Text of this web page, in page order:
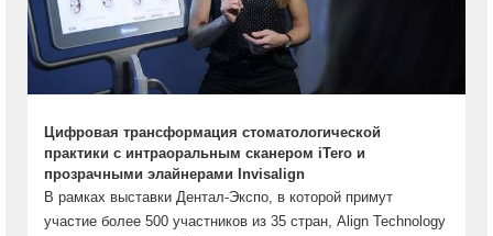
Цифровая трансформация стоматологической
практики c интраоральным сканером iTero и
прозрачными элайнерами Invisalign
В рамках выставки Дентал-Экспо, в которой примут
участие более 500 участников из 35 стран, Align Technology